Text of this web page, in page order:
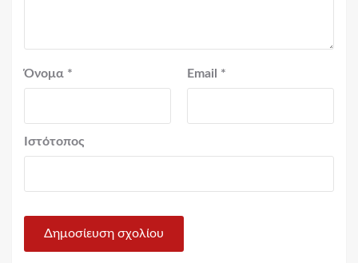
Όνομα * Email *
Ιστότοπος